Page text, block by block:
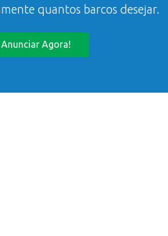
quantos barcos desejar.
Anunciar Agora!